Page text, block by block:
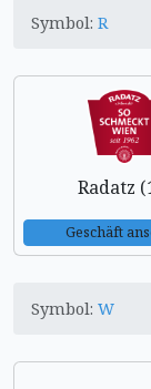
Symbol: R
Radatz
Geschäft
Symbol: W